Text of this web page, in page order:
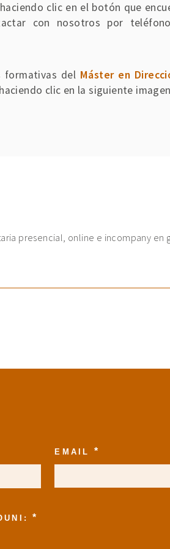
clic en el botón que
con nosotros por
formativas del Máster en
clic en la siguiente
presencial, online e incompany
EMAIL *
*